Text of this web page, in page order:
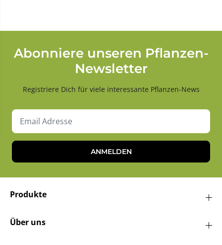
Abonniere unseren Pflanzen-
Newsletter
Registriere Dich für viele interessante Pflanzen-News
ANMELDEN
Produkte
Über uns